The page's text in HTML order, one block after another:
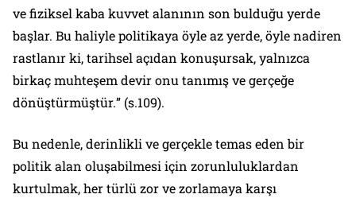
ve fiziksel kaba kuvvet alanının son bulduğu yerde
başlar. Bu haliyle politikaya öyle az yerde, öyle nadiren
rastlanır ki, tarihsel açıdan konuşursak, yalnızca
birkaç muhteşem devir onu tanımış ve gerçeğe
dönüştürmüştür.” (s.109).
Bu nedenle, derinlikli ve gerçekle temas eden bir
politik alan oluşabilmesi için zorunluluklardan
kurtulmak, her türlü zor ve zorlamaya karşı